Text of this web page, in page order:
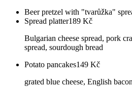
Beer pretzel with "tvarůžka"
Spread platter189 Kč
Bulgarian cheese spread, pork
spread, sourdough bread
Potato pancakes149 Kč
grated blue cheese, English